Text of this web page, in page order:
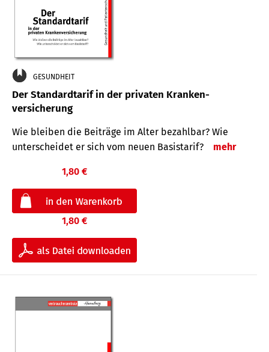
GESUNDHEIT
Der Standard­tarif in der privaten Kranken­
versicherung
Wie bleiben die Beiträge im Alter bezahlbar? Wie
unterscheidet er sich vom neuen Basistarif?
mehr
1,80 €
1,80 €